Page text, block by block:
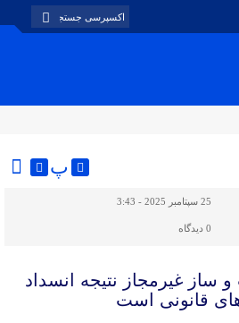
پ
25 سپتامبر 2025 - 3:43
0 دیدگاه
غیرمجاز نتیجه انسداد
قانونی است